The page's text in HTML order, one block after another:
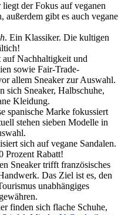
der Fokus auf veganen
außerdem gibt es auch vegane
. Ein Klassiker. Die kultigen
auf Nachhaltigkeit und
sowie Fair-Trade-
allem Sneaker zur Auswahl.
sich Sneaker, Halbschuhe,
Kleidung.
spanische Marke fokussiert
stehen sieben Modelle in
sich auf vegane Sandalen.
Prozent Rabatt!
Sneaker trifft französisches
Das Ziel ist es, den
unabhängiges
finden sich flache Schuhe,